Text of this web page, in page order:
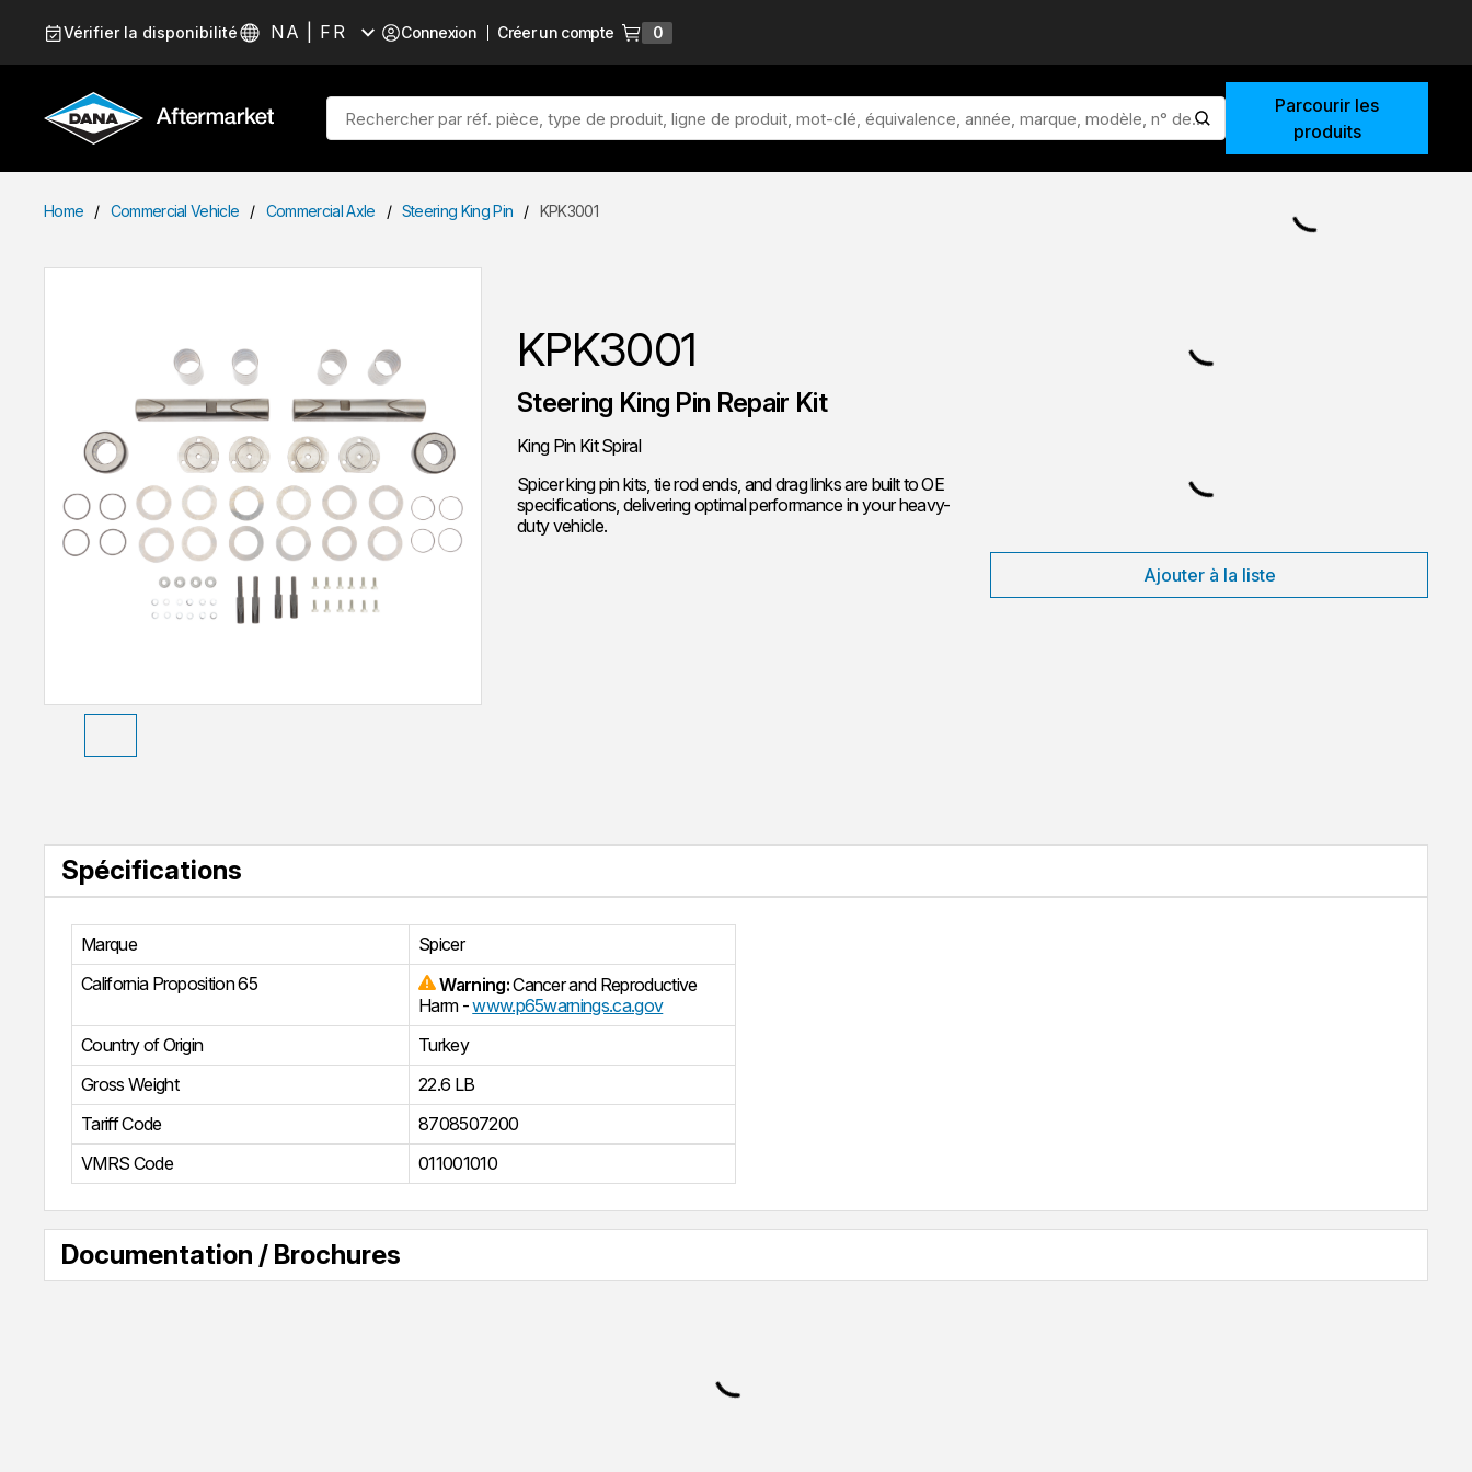
Vérifier la disponibilitéLangueNA | FR Connexion Créer un compte 0
Recherche sur le site
lancer la recherche
Parcourir les
produits
Home / Commercial Vehicle / Commercial Axle / Steering King Pin / KPK3001
KPK3001
Steering King Pin Repair Kit
King Pin Kit Spiral
Spicer king pin kits, tie rod ends, and drag links are built to OE
specifications, delivering optimal performance in your heavy-
duty vehicle.
Ajouter à la liste
Spécifications
Marque
Spicer
California Proposition 65
Warning:Cancer and Reproductive
Harm -www.p65warnings.ca.gov
Country of Origin
Turkey
Gross Weight
22.6 LB
Tariff Code
8708507200
VMRS Code
011001010
Documentation / Brochures